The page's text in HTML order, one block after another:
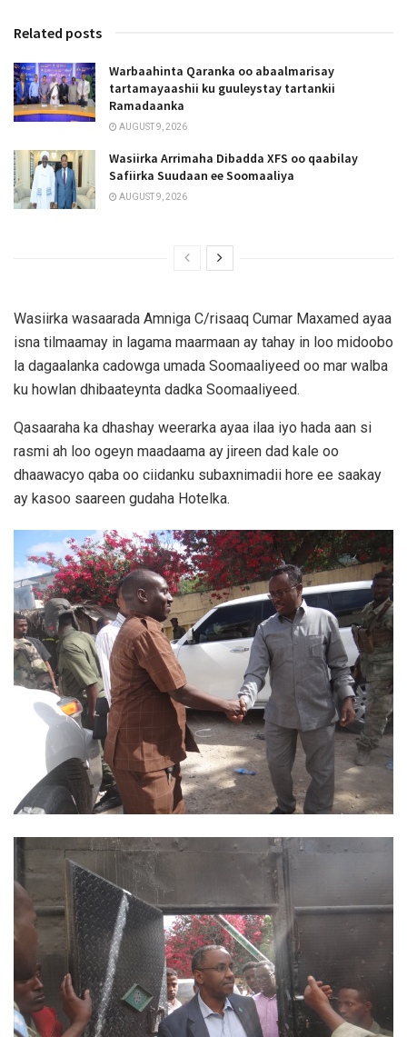
Related posts
Warbaahinta Qaranka oo abaalmarisay
tartamayaashii ku guuleystay tartankii
Ramadaanka
AUGUST 9, 2026
Wasiirka Arrimaha Dibadda XFS oo qaabilay
Safiirka Suudaan ee Soomaaliya
AUGUST 9, 2026
Wasiirka wasaarada Amniga C/risaaq Cumar Maxamed ayaa
isna tilmaamay in lagama maarmaan ay tahay in loo midoobo
la dagaalanka cadowga umada Soomaaliyeed oo mar walba
ku howlan dhibaateynta dadka Soomaaliyeed.
Qasaaraha ka dhashay weerarka ayaa ilaa iyo hada aan si
rasmi ah loo ogeyn maadaama ay jireen dad kale oo
dhaawacyo qaba oo ciidanku subaxnimadii hore ee saakay
ay kasoo saareen gudaha Hotelka.